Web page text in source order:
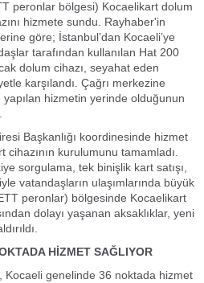
peronlar bölgesi) Kocaelikart dolum
hizmete sundu. Rayhaber'in
göre; İstanbul’dan Kocaeli’ye
tarafından kullanılan Hat 200
dolum cihazı, seyahat eden
karşılandı. Çağrı merkezine
hizmetin yerinde olduğunun
Başkanlığı koordinesinde hizmet
kurulumunu tamamladı.
sorgulama, tek binişlik kart satışı,
vatandaşların ulaşımlarında büyük
peronlar) bölgesinde Kocaelikart
dolayı yaşanan aksaklıklar, yeni
HİZMET SAĞLIYOR
Kocaeli genelinde 36 noktada hizmet